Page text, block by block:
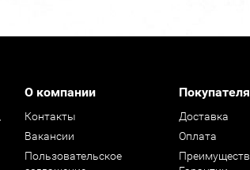
О компании
Контакты
Вакансии
Пользовательское
Доставка
Оплата